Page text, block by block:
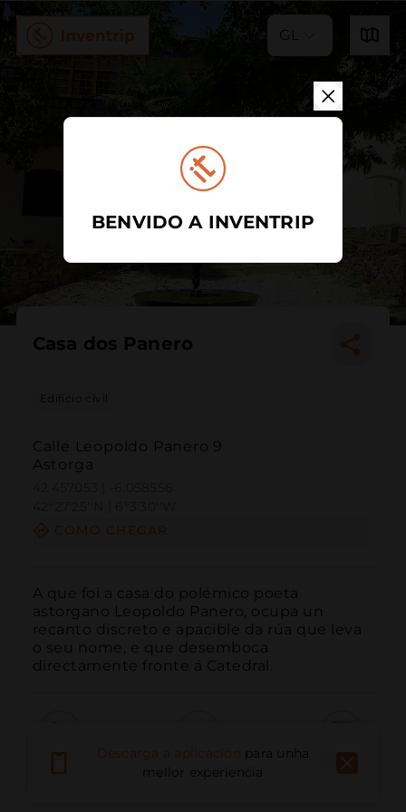
GL
Casa dos Panero
Edificio civil
Calle Leopoldo Panero 9
Astorga
A que foi a casa do polémico poeta
astorgano Leopoldo Panero, ocupa un
recanto discreto e apacible da rúa que leva
o seu nome, e que desemboca
directamente fronte á Catedral.
Correo electrónico
para unha
mellor experiencia
BENVIDO A INVENTRIP